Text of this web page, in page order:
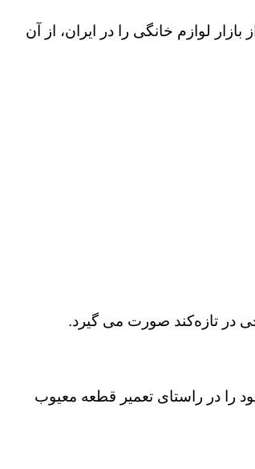
لوازم خانگی را در ایران، از آن
در تازه‌کند صورت می گیرد.
را در راستای تعمیر قطعه معیوب